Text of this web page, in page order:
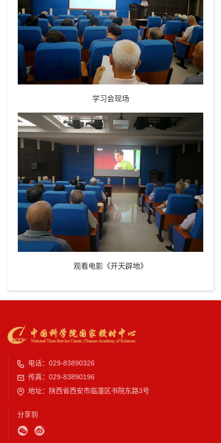
学习会现场
观看电影《开天辟地》
电话：029-83890326
传真：029-83890196
地址：陕西省西安市临潼区书院东路3号
分享到